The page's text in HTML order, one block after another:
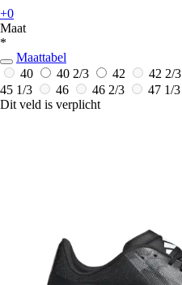
+0
Maat
*
Maattabel
40
40 2/3 42 42 2/3
45 1/3
46 46 2/3 47 1/3
Dit veld is verplicht